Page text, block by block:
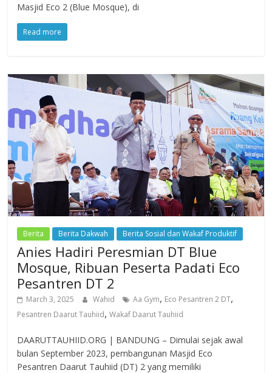
Masjid Eco 2 (Blue Mosque), di
Read more
Berita Berita Dakwah Berita Sosial dan Wakaf Produktif
Anies Hadiri Peresmian DT Blue
Mosque, Ribuan Peserta Padati Eco
Pesantren DT 2
March 3, 2025 Wahid Aa Gym, Eco Pesantren 2 DT,
Pesantren Daarut Tauhiid,Wakaf Daarut Tauhiid
DAARUTTAUHIID.ORG | BANDUNG – Dimulai sejak awal
bulan September 2023, pembangunan Masjid Eco
Pesantren Daarut Tauhiid (DT) 2 yang memiliki